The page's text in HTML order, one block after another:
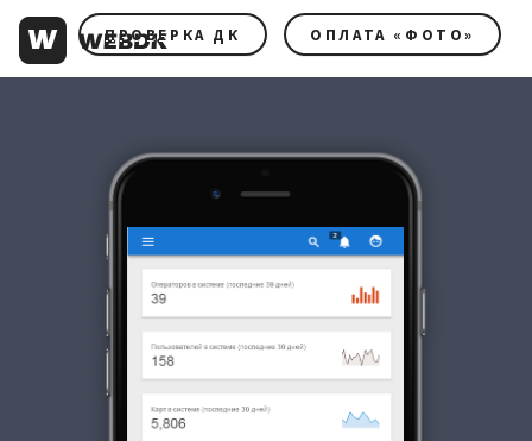
ПРОВЕРКА ДК ОПЛАТА «ФОТО»